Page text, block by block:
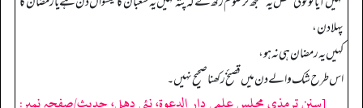
پہلا دن،
کہیں یہ رمضان ہی نہ ہو،
اس طرح شک والے دن میں قصئخ رکھنا صحیح نہیں۔